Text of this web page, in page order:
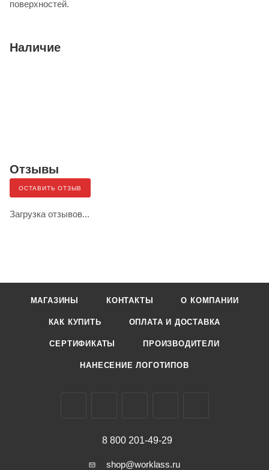
поверхностей.
Наличие
Отзывы
ОСТАВИТЬ ОТЗЫВ
Загрузка отзывов...
МАГАЗИНЫ КОНТАКТЫ О КОМПАНИИ
КАК КУПИТЬ ОПЛАТА И ДОСТАВКА
СЕРТИФИКАТЫ ПРОИЗВОДИТЕЛИ
НАНЕСЕНИЕ ЛОГОТИПОВ
8 800 201-49-29
shop@worklass.ru